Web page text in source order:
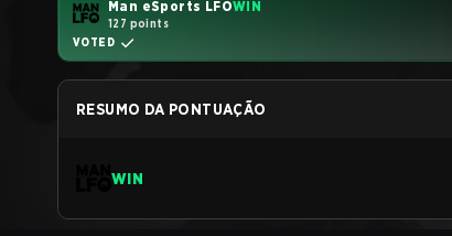
Man eSports LFOWIN
127 points
VOTED
RESUMO DA PONTUAÇÃO
WIN